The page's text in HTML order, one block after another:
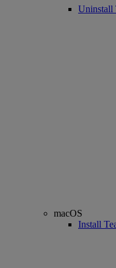
Uninstall
macOS
Install